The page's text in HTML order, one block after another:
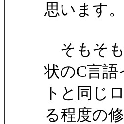
思います。
そもそも
状のC言語
トと同じ
る程度の